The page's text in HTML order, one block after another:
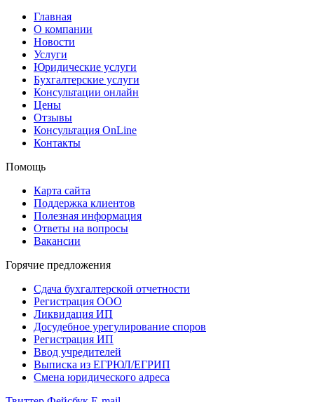
Главная
О компании
Новости
Услуги
Юридические услуги
Бухгалтерские услуги
Консультации онлайн
Цены
Отзывы
Консультация OnLine
Контакты
Помощь
Карта сайта
Поддержка клиентов
Полезная информация
Ответы на вопросы
Вакансии
Горячие предложения
Сдача бухгалтерской отчетности
Регистрация ООО
Ликвидация ИП
Досудебное урегулирование споров
Регистрация ИП
Ввод учредителей
Выписка из ЕГРЮЛ/ЕГРИП
Смена юридического адреса